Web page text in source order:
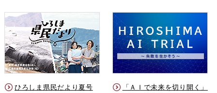
ひろしま県民だより夏号
「ＡＩで未来を切り開く」